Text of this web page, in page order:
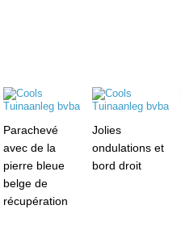
Parachevé
avec de la
pierre bleue
belge de
récupération
Jolies
ondulations et
bord droit